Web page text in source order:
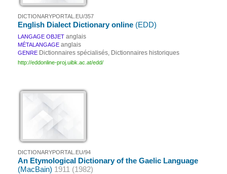
DICTIONARYPORTAL.EU/357
English Dialect Dictionary online (EDD)
LANGAGE OBJET anglais
MÉTALANGAGE anglais
GENRE Dictionnaires spécialisés, Dictionnaires historiques
http://eddonline-proj.uibk.ac.at/edd/
DICTIONARYPORTAL.EU/94
An Etymological Dictionary of the Gaelic Language
(MacBain) 1911 (1982)